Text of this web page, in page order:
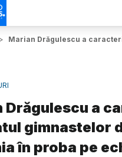
> Marian Drăgulescu a
Drăgulescu a
gimnastelor
în proba pe